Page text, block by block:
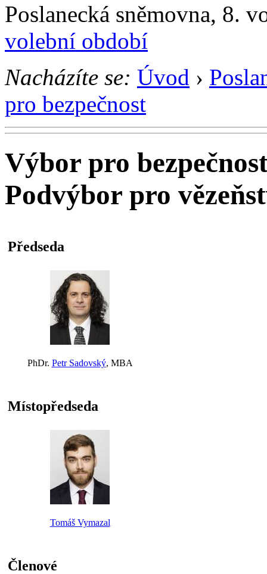
Poslanecká sněmovna, 8.
volební období
Nacházíte se: Úvod ›
pro bezpečnost
Výbor pro
Podvýbor pro
Předseda
PhDr. Petr Sadovský, MBA
Místopředseda
Tomáš Vymazal
Členové